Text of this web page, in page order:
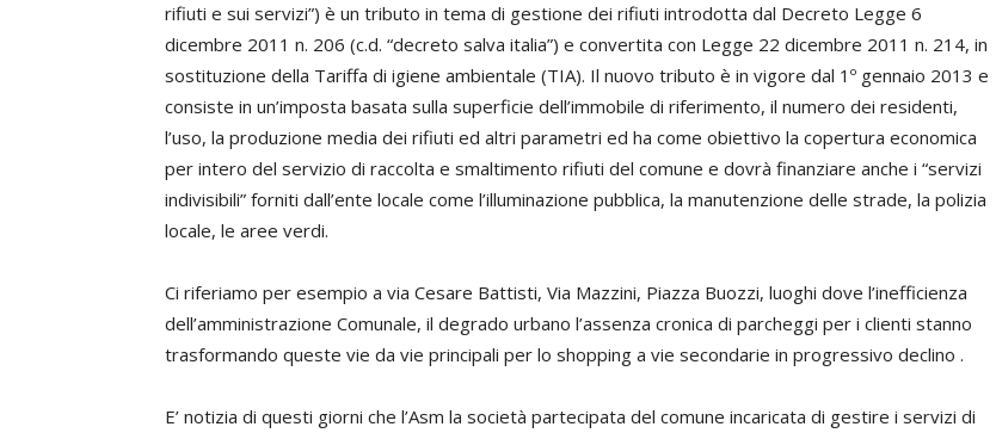
rifiuti e sui servizi”) è un tributo in tema di gestione dei rifiuti introdotta dal Decreto Legge 6
dicembre 2011 n. 206 (c.d. “decreto salva italia”) e convertita con Legge 22 dicembre 2011 n. 214, in
sostituzione della Tariffa di igiene ambientale (TIA). Il nuovo tributo è in vigore dal 1º gennaio 2013 e
consiste in un’imposta basata sulla superficie dell’immobile di riferimento, il numero dei residenti,
l’uso, la produzione media dei rifiuti ed altri parametri ed ha come obiettivo la copertura economica
per intero del servizio di raccolta e smaltimento rifiuti del comune e dovrà finanziare anche i “servizi
indivisibili” forniti dall’ente locale come l’illuminazione pubblica, la manutenzione delle strade, la polizia
locale, le aree verdi.
Ci riferiamo per esempio a via Cesare Battisti, Via Mazzini, Piazza Buozzi, luoghi dove l’inefficienza
dell’amministrazione Comunale, il degrado urbano l’assenza cronica di parcheggi per i clienti stanno
trasformando queste vie da vie principali per lo shopping a vie secondarie in progressivo declino .
E’ notizia di questi giorni che l’Asm la società partecipata del comune incaricata di gestire i servizi di